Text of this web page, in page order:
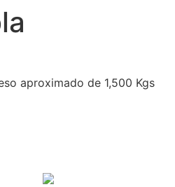
aproximado de 1,500 Kgs